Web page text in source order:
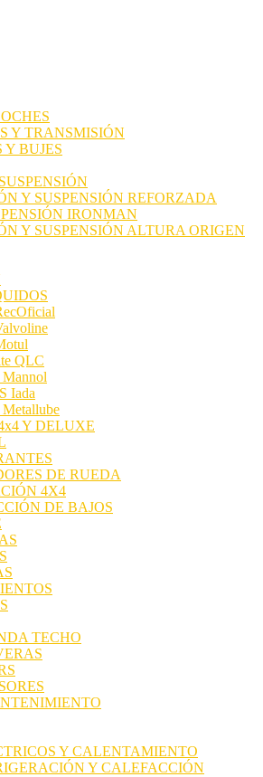
Y TRANSMISIÓN
Y BUJES
Y SUSPENSIÓN REFORZADA
IRONMAN
Y SUSPENSIÓN ALTURA ORIGEN
QLC
Iada
Y DELUXE
DE RUEDA
4X4
DE BAJOS
TECHO
Y CALENTAMIENTO
Y CALEFACCIÓN